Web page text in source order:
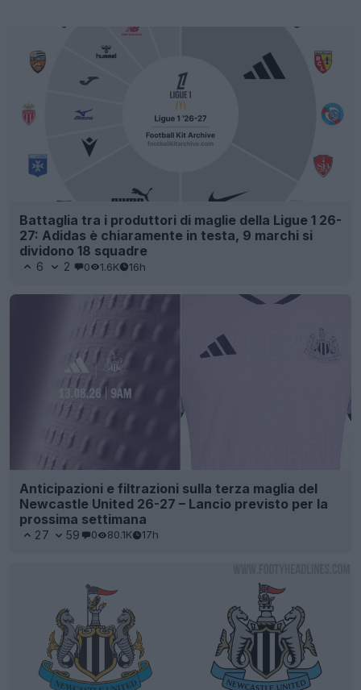
Battaglia tra i produttori di maglie della Ligue 1 26-
27: Adidas è chiaramente in testa, 9 marchi si
dividono 18 squadre
6 2 0 1.6K 16h
Anticipazioni e filtrazioni sulla terza maglia del
Newcastle United 26-27 – Lancio previsto per la
prossima settimana
27 59 0 80.1K 17h